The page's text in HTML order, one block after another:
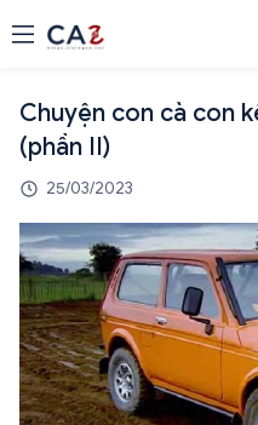
Chuyện con cà con
(phần II)
25/03/2023